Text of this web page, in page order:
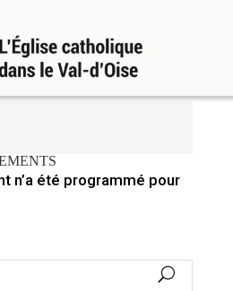
n’a été programmé pour